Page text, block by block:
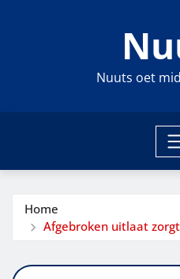
Nuuts oet
Home
Afgebroken uitlaat